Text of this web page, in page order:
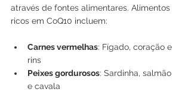
através de fontes alimentares. Alimentos
ricos em CoQ10 incluem:
Carnes vermelhas: Fígado, coração e
rins
Peixes gordurosos: Sardinha, salmão
e cavala